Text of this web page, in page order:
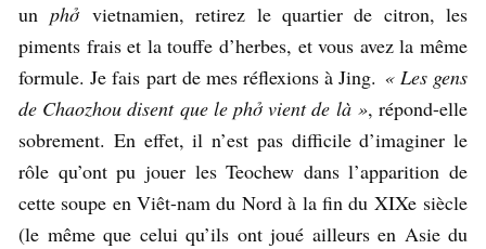
unphởvietnamien, retirez le quartier de citron, les
piments frais et la touffe d’herbes, et vous avez la même
formule. Je fais part de mes réflexions à Jing. « Les gens
de Chaozhou disent que le phở vient de là », répond-elle
sobrement. En effet, il n’est pas difficile d’imaginer le
rôle qu’ont pu jouer les Teochew dans l’apparition de
cette soupe en Viêt-nam du Nord à la fin du XIXe siècle
(le même que celui qu’ils ont joué ailleurs en Asie du